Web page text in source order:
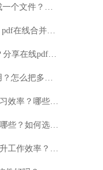
10.如何将多个pdf文件合并成一个文件？分享三种常用方法
11.pdf在线合并工具用哪个？pdf在线合并工具就用福昕PDF365
12.在线pdf转excel怎么操作？分享在线pdf转excel的方法
13.合并两个pdf哪个工具实用？怎么把多个pdf合并？
14.思维导图模板如何提升学习效率？哪些思维导图模板适用于不同的工作场景？
15.海量思维导图模版网站有哪些？如何选择适合自己的思维导图模版？
16.实用思维导图样式如何提升工作效率？如何选择适合自己的实用思维导图样式？